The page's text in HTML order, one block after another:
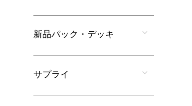
新品パック・デッキ
サプライ